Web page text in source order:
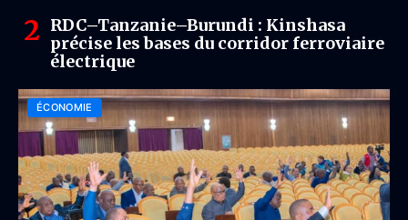
RDC–Tanzanie–Burundi : Kinshasa
précise les bases du corridor ferroviaire
électrique
ÉCONOMIE